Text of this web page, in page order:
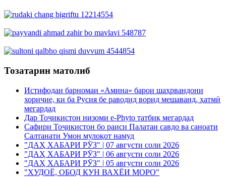
Тозатарин матолиб
Истифодаи барномаи «Амина» барои шаҳрвандони
хориҷие, ки ба Русия бе раводид ворид мешаванд, ҳатмӣ
мегардад
Дар Тоҷикистон низоми e-Phyto татбиқ мегардад
Сафири Тоҷикистон бо раиси Палатаи савдо ва саноати
Салтанати Умон мулоқот намуд
"ДАҲ ХАБАРИ РӮЗ" | 07 августи соли 2026
"ДАҲ ХАБАРИ РӮЗ" | 06 августи соли 2026
"ДАҲ ХАБАРИ РӮЗ" | 05 августи соли 2026
"ХУДОЁ, ОБОД КУН ВАХЁИ МОРО"